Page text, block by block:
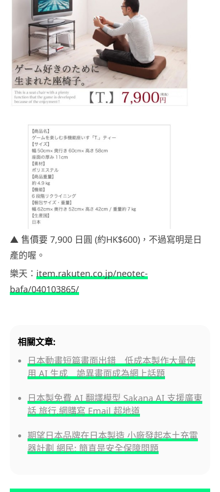
▲ 售價要 7,900 日圓 (約HK$600)，不過寫明是日
產的喔。
樂天： item.rakuten.co.jp/neotec-
bafa/040103865/
相關文章:
日本動畫短篇畫面出錯 低成本製作大量使
用 AI 生成 詭異畫面成為網上話題
日本製免費 AI 翻譯模型 Sakana AI 支援廣東
話 旅行,網購寫 Email 超地道
期望日本品牌在日本製造 小廠發起本土充電
器計劃 網民: 簡直是安全保障問題